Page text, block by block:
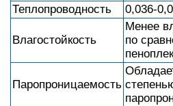
Теплопроводность 0,036-
Влагостойкость
Менее
по
Паропроницаемость